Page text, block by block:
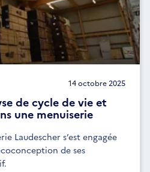
14 octobre 2025
de cycle de vie et
une menuiserie
Laudescher s’est engagée
de ses